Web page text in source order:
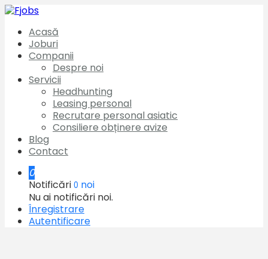
Acasă
Joburi
Companii
Despre noi
Servicii
Headhunting
Leasing personal
Recrutare personal asiatic
Consiliere obținere avize
Blog
Contact
0
Notificări 0 noi
Nu ai notificări noi.
Înregistrare
Autentificare